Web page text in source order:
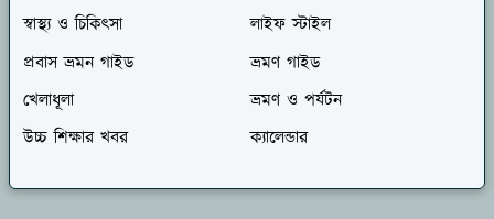
স্বাস্থ্য ও চিকিৎসা
লাইফ স্টাইল
প্রবাস ভ্রমন গাইড
ভ্রমণ গাইড
খেলাধূলা
ভ্রমণ ও পর্যটন
উচ্চ শিক্ষার খবর
ক্যালেন্ডার